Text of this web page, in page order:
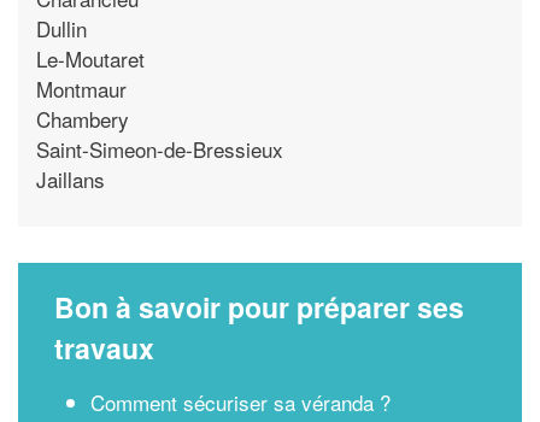
Dullin
Le-Moutaret
Montmaur
Chambery
Saint-Simeon-de-Bressieux
Jaillans
Bon à savoir pour préparer ses
travaux
Comment sécuriser sa véranda ?